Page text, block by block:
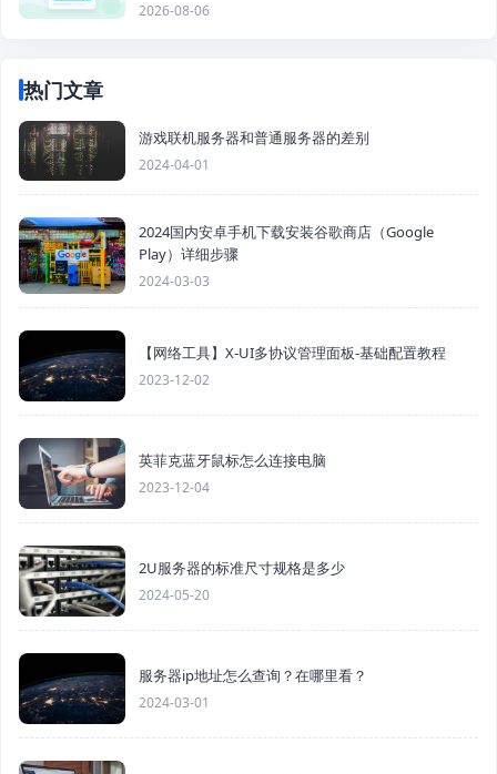
2026-08-06
热门文章
游戏联机服务器和普通服务器的差别
2024-04-01
2024国内安卓手机下载安装谷歌商店（Google
Play）详细步骤
2024-03-03
【网络工具】X-UI多协议管理面板-基础配置教程
2023-12-02
英菲克蓝牙鼠标怎么连接电脑
2023-12-04
2U服务器的标准尺寸规格是多少
2024-05-20
服务器ip地址怎么查询？在哪里看？
2024-03-01